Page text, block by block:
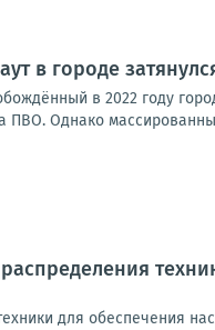
в городе
в 2022 году
Однако
для обеспечения